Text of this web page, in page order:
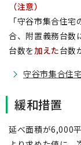
（注意）
「守谷市集合住
合、附置義務台数
台数を加えた台数
守谷市集合住
緩和措置
延べ面積が6,000